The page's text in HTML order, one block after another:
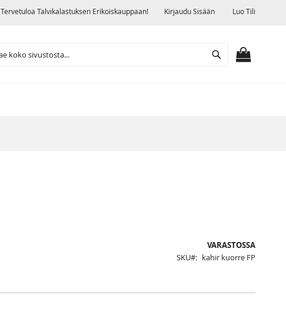
Tervetuloa Talvikalastuksen Erikoiskauppaan! Kirjaudu Sisään Luo Tili
Search
VARASTOSSA
SKU
kahir kuorre FP